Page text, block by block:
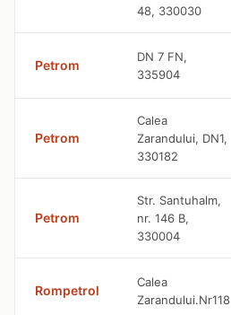
48, 330030
Petrom
DN 7 FN,
335904
Petrom
Calea
Zarandului, DN1,
330182
Petrom
Str. Santuhalm,
nr. 146 B,
330004
Rompetrol
Calea
Zarandului.Nr118